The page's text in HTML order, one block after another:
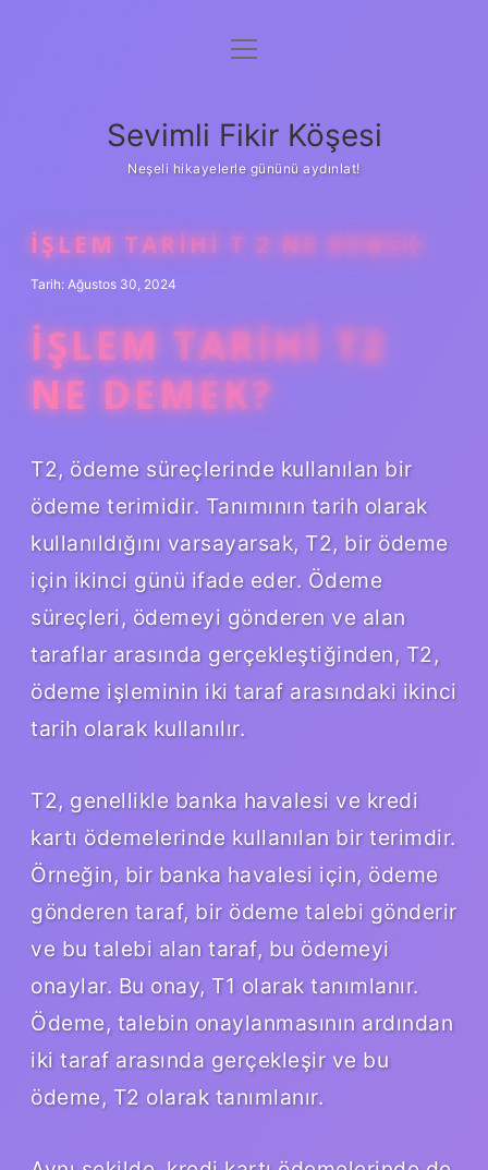
Anasayfa
Yasal Uyarı
menüyü
Sevimli Fikir Köşesi
Neşeli hikayelerle gününü aydınlat!
İŞLEM TARIHI T 2 NE DEMEK
Tarih: Ağustos 30, 2024
İŞLEM TARIHI T2
NE DEMEK?
T2, ödeme süreçlerinde kullanılan bir
ödeme terimidir. Tanımının tarih olarak
kullanıldığını varsayarsak, T2, bir ödeme
için ikinci günü ifade eder. Ödeme
süreçleri, ödemeyi gönderen ve alan
taraflar arasında gerçekleştiğinden, T2,
ödeme işleminin iki taraf arasındaki ikinci
tarih olarak kullanılır.
T2, genellikle banka havalesi ve kredi
kartı ödemelerinde kullanılan bir terimdir.
Örneğin, bir banka havalesi için, ödeme
gönderen taraf, bir ödeme talebi gönderir
ve bu talebi alan taraf, bu ödemeyi
onaylar. Bu onay, T1 olarak tanımlanır.
Ödeme, talebin onaylanmasının ardından
iki taraf arasında gerçekleşir ve bu
ödeme, T2 olarak tanımlanır.